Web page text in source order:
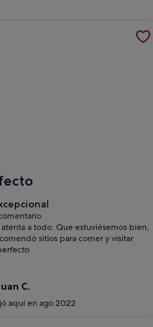
10
comentario)
a todo. Que estuviésemos bien,
sitios para comer y visitar
C.
aquí en ago 2022